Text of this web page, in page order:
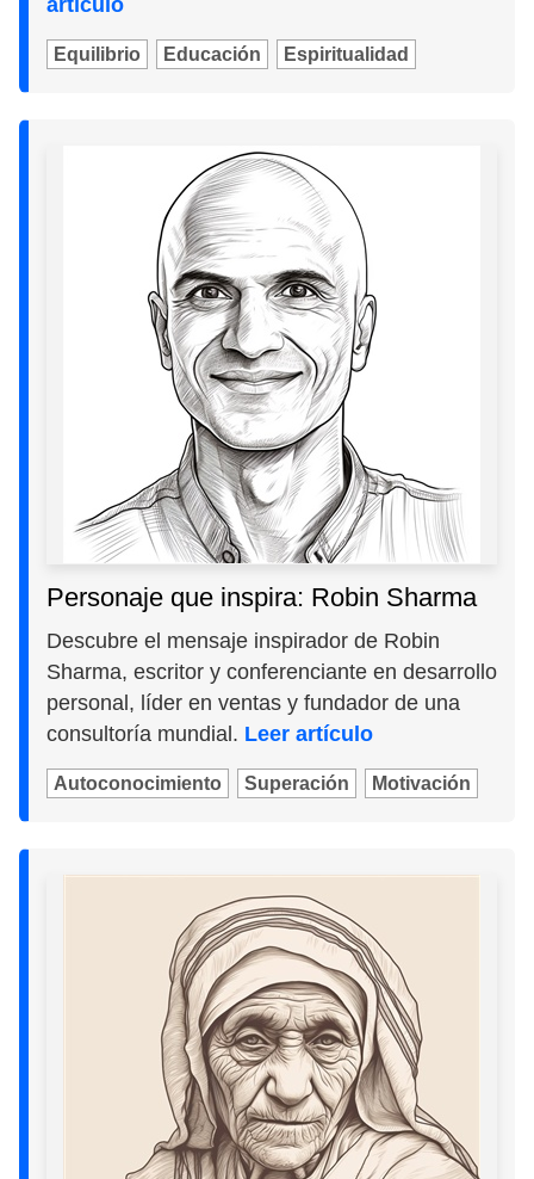
Equilibrio Educación Espiritualidad
Personaje que inspira: Robin Sharma
Descubre el mensaje inspirador de Robin
Sharma, escritor y conferenciante en desarrollo
personal, líder en ventas y fundador de una
consultoría mundial. Leer artículo
Autoconocimiento Superación Motivación